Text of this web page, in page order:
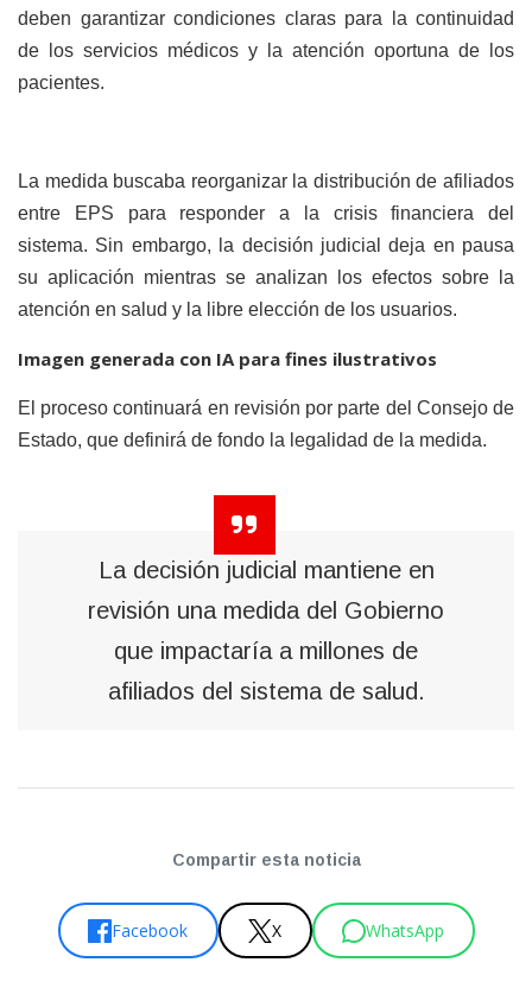
deben garantizar condiciones claras para la continuidad
de los servicios médicos y la atención oportuna de los
pacientes.
La medida buscaba reorganizar la distribución de afiliados
entre EPS para responder a la crisis financiera del
sistema. Sin embargo, la decisión judicial deja en pausa
su aplicación mientras se analizan los efectos sobre la
atención en salud y la libre elección de los usuarios.
Imagen generada con IA para fines ilustrativos
El proceso continuará en revisión por parte del Consejo de
Estado, que definirá de fondo la legalidad de la medida.
La decisión judicial mantiene en
revisión una medida del Gobierno
que impactaría a millones de
afiliados del sistema de salud.
Compartir esta noticia
Facebook X WhatsApp